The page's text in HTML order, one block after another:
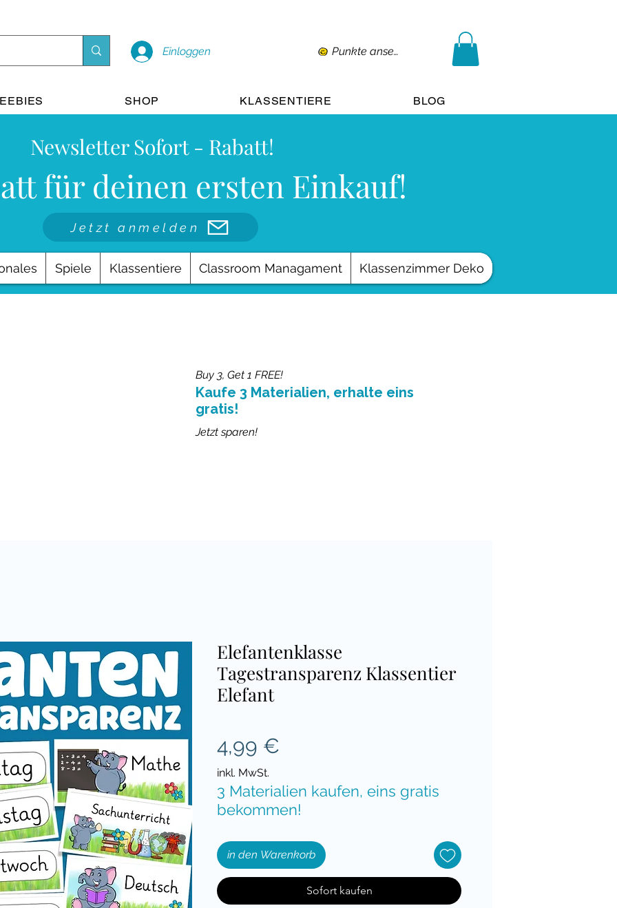
Einloggen Punkte ansehen
SHOP KLASSENTIERE BLOG
Newsletter Sofort - Rabatt!
für deinen ersten Einkauf!
Jetzt anmelden
Spiele Klassentiere Classroom Managament Klassenzimmer Deko
Jetzt sparen!
Kaufe 3 Materialien, erhalte eins
gratis!
Buy 3, Get 1 FREE!
Elefantenklasse
Tagestransparenz Klassentier
Elefant
4,99 €
inkl. MwSt.
3 Materialien kaufen, eins gratis
bekommen!
in den Warenkorb
Sofort kaufen